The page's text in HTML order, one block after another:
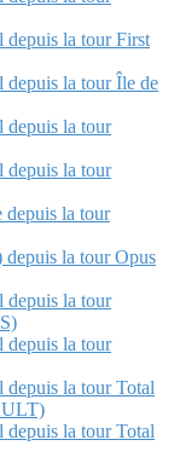
depuis la tour First
depuis la tour Île de
depuis la tour
depuis la tour
depuis la tour
depuis la tour Opus
depuis la tour
depuis la tour
depuis la tour Total
depuis la tour Total